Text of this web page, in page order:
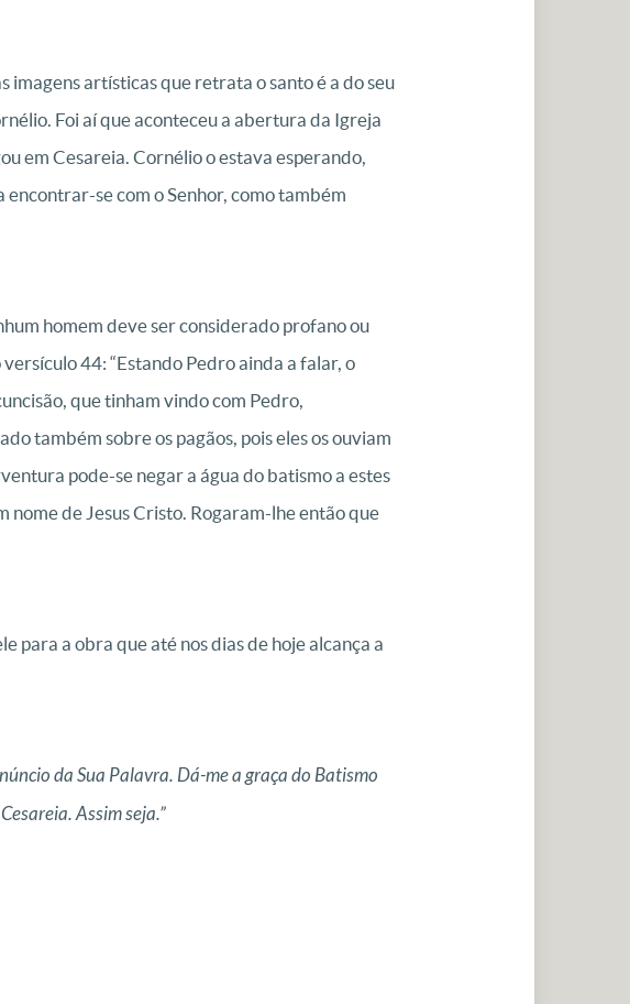
imagens artísticas que retrata o santo é a do seu
Foi aí que aconteceu a abertura da Igreja
em Cesareia. Cornélio o estava esperando,
se com o Senhor, como também
homem deve ser considerado profano ou
44: “Estando Pedro ainda a falar, o
que tinham vindo com Pedro,
também sobre os pagãos, pois eles os ouviam
pode-se negar a água do batismo a estes
nome de Jesus Cristo. Rogaram-lhe então que
para a obra que até nos dias de hoje alcança a
da Sua Palavra. Dá-me a graça do Batismo
Assim seja.”